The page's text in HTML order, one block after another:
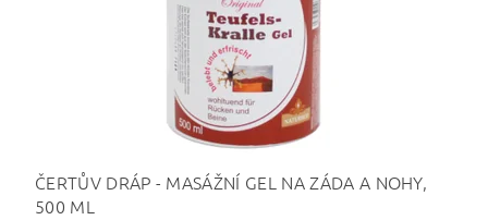
ČERTŮV DRÁP - MASÁŽNÍ GEL NA ZÁDA A NOHY,
500 ML